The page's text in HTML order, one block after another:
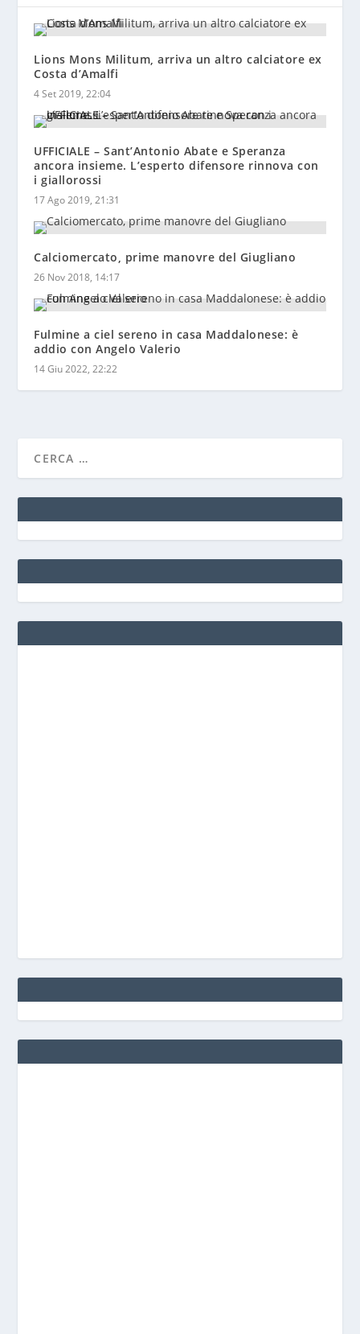
Lions Mons Militum, arriva un altro calciatore ex
Costa d’Amalfi
4 Set 2019, 22:04
UFFICIALE – Sant’Antonio Abate e Speranza
ancora insieme. L’esperto difensore rinnova con
i giallorossi
17 Ago 2019, 21:31
Calciomercato, prime manovre del Giugliano
26 Nov 2018, 14:17
Fulmine a ciel sereno in casa Maddalonese: è
addio con Angelo Valerio
14 Giu 2022, 22:22